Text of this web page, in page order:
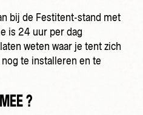
bij de Festitent-stand met
is 24 uur per dag
weten waar je tent zich
te installeren en te
?